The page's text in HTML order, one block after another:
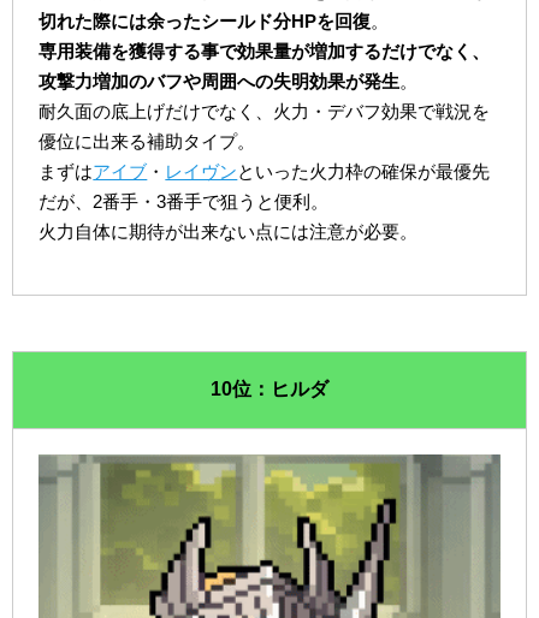
切れた際には余ったシールド分HPを回復。
専用装備を獲得する事で効果量が増加するだけでなく、
攻撃力増加のバフや周囲への失明効果が発生。
耐久面の底上げだけでなく、火力・デバフ効果で戦況を
優位に出来る補助タイプ。
まずはアイブ ・ レイヴンといった火力枠の確保が最優先
だが、2番手・3番手で狙うと便利。
火力自体に期待が出来ない点には注意が必要。
10位：ヒルダ